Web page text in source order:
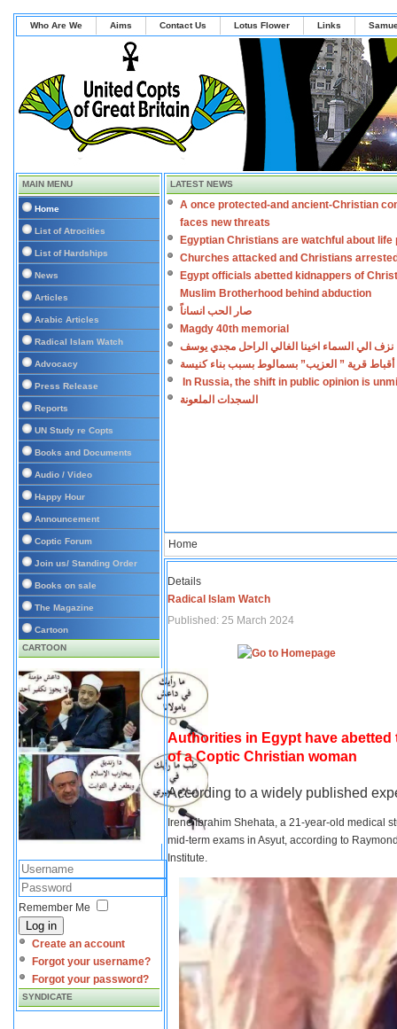
Who Are We Aims Contact Us Lotus Flower Links
MAIN MENU
Home
List of Atrocities
List of Hardships
News
Articles
Arabic Articles
Radical Islam Watch
Advocacy
Press Release
Reports
UN Study re Copts
Books and Documents
Audio / Video
Happy Hour
Announcement
Coptic Forum
Join us/ Standing Order
Books on sale
The Magazine
Cartoon
CARTOON
Remember Me
Log in
Create an account
Forgot your username?
Forgot your password?
SYNDICATE
LATEST NEWS
A once protected-and ancient-Christian
faces new threats
Egyptian Christians are watchful about life
Churches attacked and Christians
Egypt officials abetted kidnappers of
Muslim Brotherhood behind abduction
صار الحب انساناً
Magdy 40th memorial
نزف الي السماء اخينا الغالي الراحل مجدي يوسف
أقباط قرية ” العزيب” بسمالوط بسبب بناء كنيسة
In Russia, the shift in public opinion is
السجدات الملعونة
Home
Details
Radical Islam Watch
Published: 25 March 2024
Authorities in Egypt have
of a Coptic Christian woman
According to a widely published
Irene Ibrahim Shehata, a 21-year-old medical
mid-term exams in Asyut, according to
Institute.